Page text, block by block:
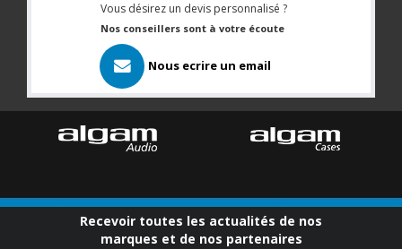
Vous désirez un devis personnalisé ?
Nos conseillers sont à votre écoute
Nous ecrire un email
Recevoir toutes les actualités de nos
marques et de nos partenaires